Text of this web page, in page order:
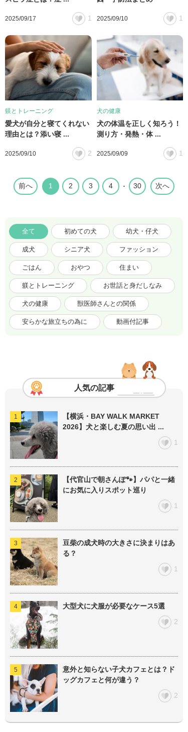
2025/09/17 1 2025/09/10 1
躾とトレーニング
愛犬が自分と寝てくれない
理由とは？添い寝 ...
2025/09/10 2
犬の健康
犬の体温を正しく知ろう！
測り方・発熱・体 ...
2025/09/09 1
前へ 1 2 3 4 ･ 30 次へ
全て 初めての犬 幼犬・仔犬
成犬 シニア犬 ファッション
ごはん おやつ 住まい
躾とトレーニング お世話と身だしなみ
犬の健康 獣医師さんとの関係
安らかな旅立ちの為に 動画付記事
人気の記事
【横浜・BAY WALK MARKET
2026】犬と楽しむ夏の思い出 ...
1
【代官山で朝さんぽ🐾】パパと一緒
にお気に入りスポット巡り
1
豆柴の成犬時の大きさに決まりはあ
る？
1
大型犬に犬服が必要なケース5選
2
意外と知らない子犬カフェとは？ド
ッグカフェと何が違う？
2